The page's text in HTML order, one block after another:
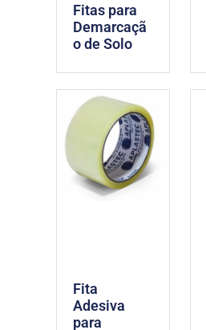
Fitas para
Demarcaçã
o de Solo
Fita
Adesiva
para